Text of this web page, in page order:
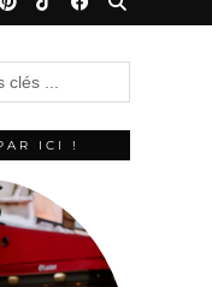
ICI !